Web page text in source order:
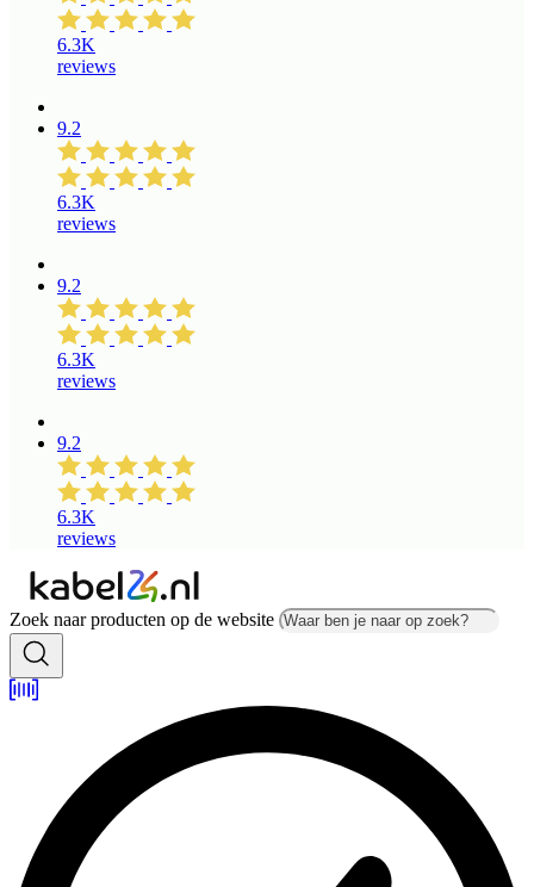
6.3K
reviews
9.2
6.3K
reviews
9.2
6.3K
reviews
9.2
6.3K
reviews
Zoek naar producten op de website